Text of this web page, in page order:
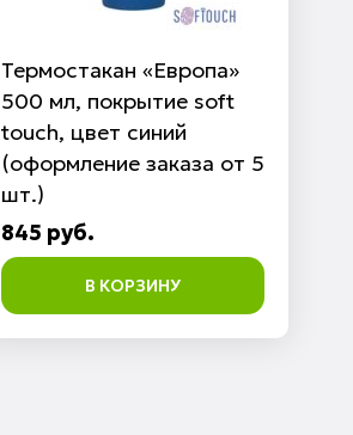
Термостакан «Европа»
500 мл, покрытие soft
touch, цвет синий
(оформление заказа от 5
шт.)
845 руб.
В КОРЗИНУ